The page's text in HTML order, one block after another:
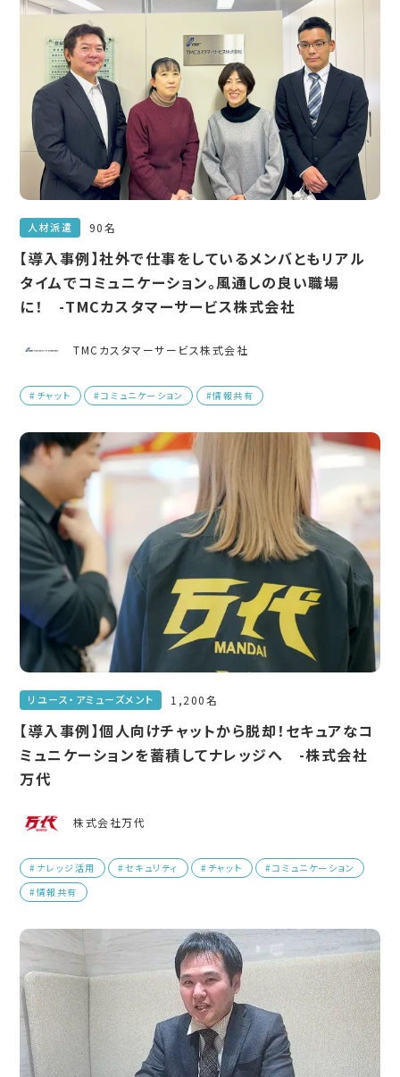
人材派遣 90名
【導入事例】社外で仕事をしているメンバともリアル
タイムでコミュニケーション。風通しの良い職場
に！ -TMCカスタマーサービス株式会社
TMCカスタマーサービス株式会社
#チャット #コミュニケーション #情報共有
リユース・アミューズメント 1,200名
【導入事例】個人向けチャットから脱却！セキュアなコ
ミュニケーションを蓄積してナレッジへ -株式会社
万代
株式会社万代
#ナレッジ活用 #セキュリティ #チャット
#コミュニケーション
#情報共有